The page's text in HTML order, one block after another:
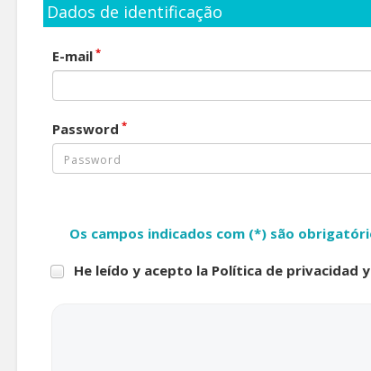
Dados de identificação
E-mail *
Password *
Os campos indicados com (*) são
He leído y acepto la Política de privacidad